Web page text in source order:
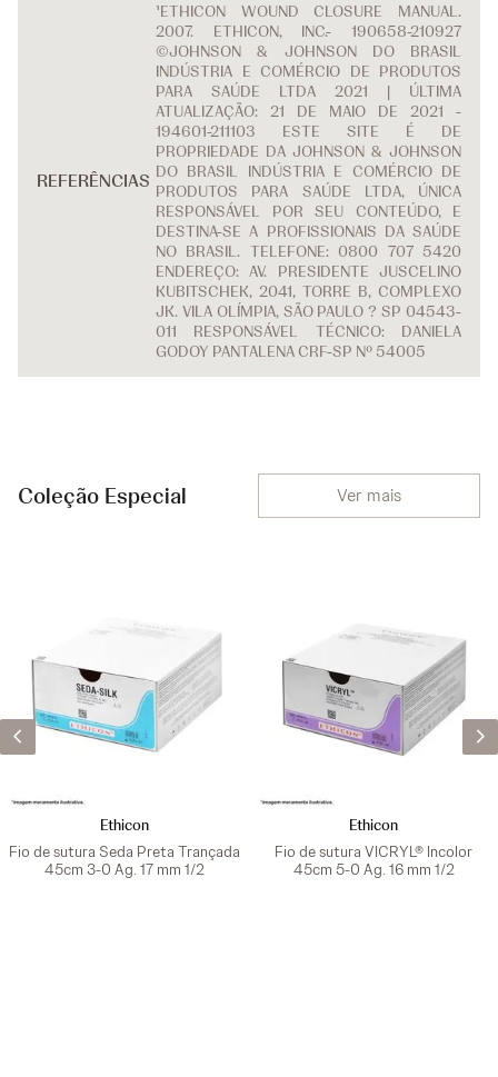
REFERÊNCIAS
¹ETHICON WOUND CLOSURE MANUAL.
2007. ETHICON, INC.- 190658-210927
©JOHNSON & JOHNSON DO BRASIL
INDÚSTRIA E COMÉRCIO DE PRODUTOS
PARA SAÚDE LTDA 2021 | ÚLTIMA
ATUALIZAÇÃO: 21 DE MAIO DE 2021 -
194601-211103 ESTE SITE É DE
PROPRIEDADE DA JOHNSON & JOHNSON
DO BRASIL INDÚSTRIA E COMÉRCIO DE
PRODUTOS PARA SAÚDE LTDA, ÚNICA
RESPONSÁVEL POR SEU CONTEÚDO, E
DESTINA-SE A PROFISSIONAIS DA SAÚDE
NO BRASIL. TELEFONE: 0800 707 5420
ENDEREÇO: AV. PRESIDENTE JUSCELINO
KUBITSCHEK, 2041, TORRE B, COMPLEXO
JK. VILA OLÍMPIA, SÃO PAULO ? SP 04543-
011 RESPONSÁVEL TÉCNICO: DANIELA
GODOY PANTALENA CRF-SP Nº 54005
Coleção Especial Ver mais
Ethicon
Fio de sutura Seda Preta Trançada
45cm 3-0 Ag. 17 mm 1/2
Ethicon
Fio de sutura VICRYL® Incolor
45cm 5-0 Ag. 16 mm 1/2